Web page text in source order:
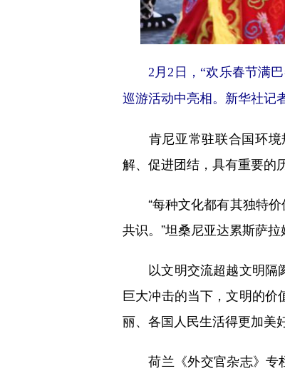
2月2日，“欢乐春节满巴
巡游活动中亮相。新华社记
肯尼亚常驻联合国环境规
解、促进团结，具有重要的
“每种文化都有其独特价
共识。”坦桑尼亚达累斯萨拉
以文明交流超越文明隔阂
巨大冲击的当下，文明的价
丽、各国人民生活得更加美
荷兰《外交官杂志》专栏